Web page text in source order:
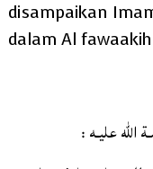
disampaikan
dalam Al
عليـه :